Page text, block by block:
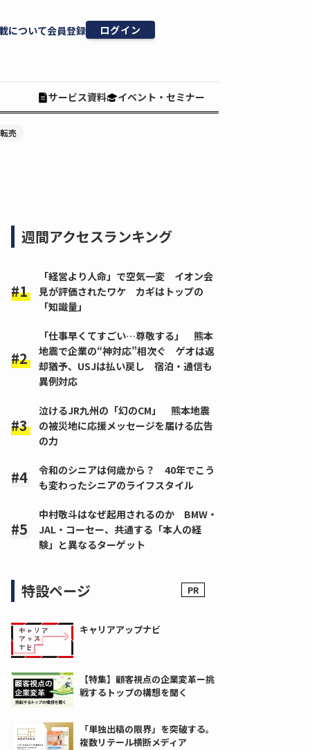
について会員登録 ログイン
サービス資料 イベント・セミナー
売
週間アクセスランキング
「経営より人命」で空気一変 イオン会
見が評価されたワケ カギはトップの
「知識量」
「仕事早くてすごい…尊敬する」 熊本
地震で企業の“神対応”相次ぐ ゲオは返
却猶予、USJは払い戻し 宿泊・通信も
異例対応
泣けるJR九州の「幻のCM」 熊本地震
の被災地に応援メッセージを届ける広告
の力
令和のシニアは何歳から？ 40年でこう
も変わったシニアのライフスタイル
中村敬斗はなぜ起用されるのか BMW・
JAL・コーセー、共通する「本人の経
験」と異なるターゲット
特設ページ
キャリアアップナビ
【特集】顧客視点の企業変革ー挑
戦するトップの構想を聞く
「単独出稿の限界」を突破する。
複数リテール横断メディア